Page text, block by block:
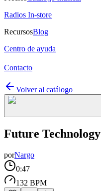
Radios In-store
RecursosBlog
Centro de ayuda
Contacto
Volver al catálogo
Future Technology
porNargo
0:47
132 BPM